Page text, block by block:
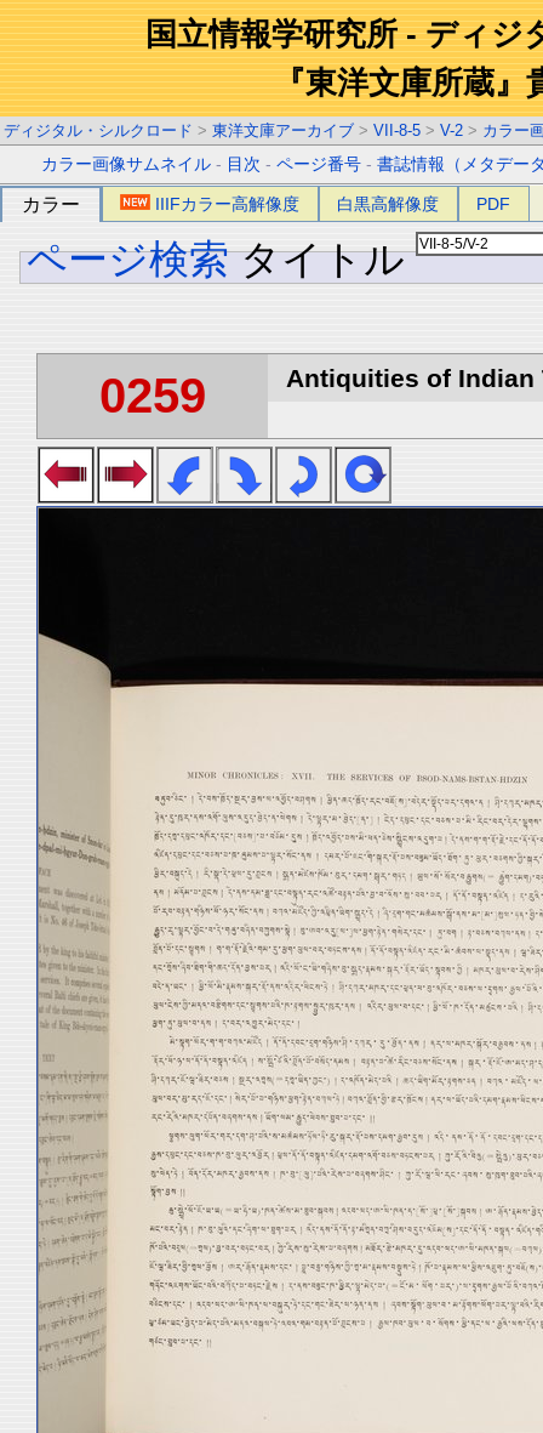
国立情報学研究所 - ディジ
『東洋文庫所蔵』
ディジタル・シルクロード > 東洋文庫アーカイブ > VII-8-5 > V-2 > カラー
カラー画像サムネイル - 目次 -ページ番号 -書誌情報（メタデー
カラー IIIFカラー高解像度 白黒高解像度 PDF
ページ検索 タイトル
0259 Antiquities of Indian